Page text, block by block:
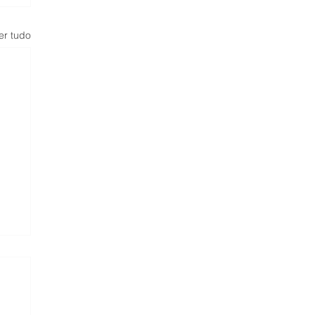
tudo